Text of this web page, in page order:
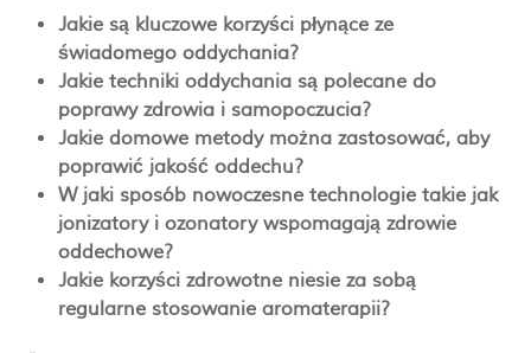
Jakie są kluczowe korzyści płynące ze
świadomego oddychania?
Jakie techniki oddychania są polecane do
poprawy zdrowia i samopoczucia?
Jakie domowe metody można zastosować, aby
poprawić jakość oddechu?
W jaki sposób nowoczesne technologie takie jak
jonizatory i ozonatory wspomagają zdrowie
oddechowe?
Jakie korzyści zdrowotne niesie za sobą
regularne stosowanie aromaterapii?